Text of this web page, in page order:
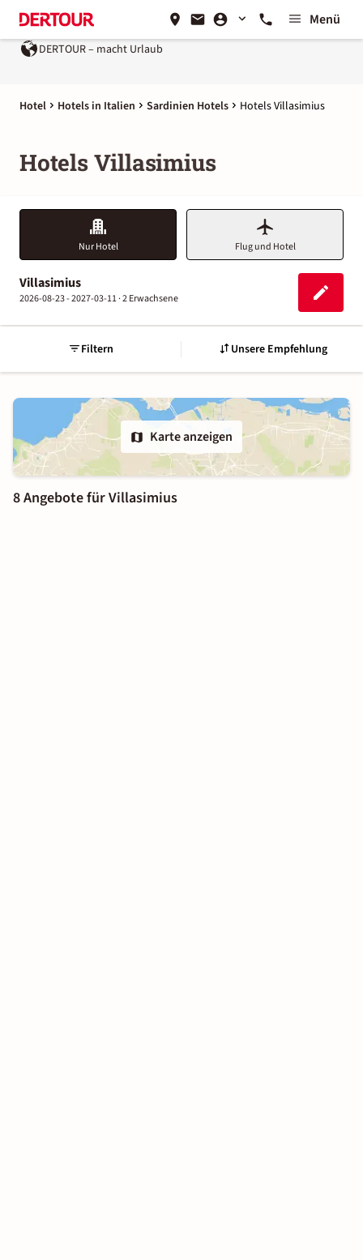
Menü
DERTOUR – macht Urlaub
Hotel Hotels in Italien Sardinien Hotels Hotels Villasimius
Hotels Villasimius
Nur Hotel Flug und Hotel
Villasimius
2026-08-23 - 2027-03-11 ·2 Erwachsene
Filtern Unsere Empfehlung
Karte anzeigen
8 Angebote für Villasimius